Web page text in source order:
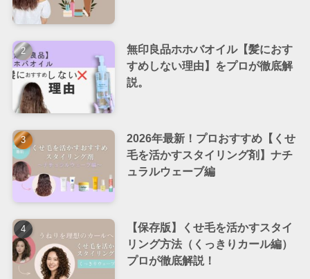
無印良品ホホバオイル【髪におす
すめしない理由】をプロが徹底解
説。
2026年最新！プロおすすめ【くせ
毛を活かすスタイリング剤】ナチ
ュラルウェーブ編
【保存版】くせ毛を活かすスタイ
リング方法（くっきりカール編）
プロが徹底解説！